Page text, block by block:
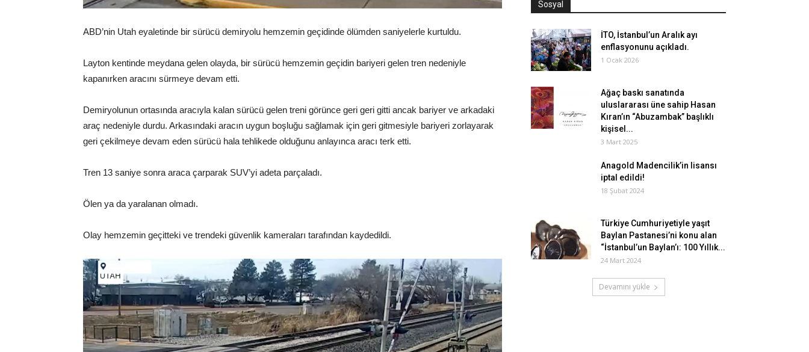
ABD’nin Utah eyaletinde bir sürücü demiryolu hemzemin geçidinde ölümden saniyelerle kurtuldu.
Layton kentinde meydana gelen olayda, bir sürücü hemzemin geçidin bariyeri gelen tren nedeniyle
kapanırken aracını sürmeye devam etti.
Demiryolunun ortasında aracıyla kalan sürücü gelen treni görünce geri geri gitti ancak bariyer ve arkadaki
araç nedeniyle durdu. Arkasındaki aracın uygun boşluğu sağlamak için geri gitmesiyle bariyeri zorlayarak
geri çekilmeye devam eden sürücü hala tehlikede olduğunu anlayınca aracı terk etti.
Tren 13 saniye sonra araca çarparak SUV’yi adeta parçaladı.
Ölen ya da yaralanan olmadı.
Olay hemzemin geçitteki ve trendeki güvenlik kameraları tarafından kaydedildi.
Sosyal
İTO, İstanbul’un Aralık ayı
enflasyonunu açıkladı.
1 Ocak 2026
Ağaç baskı sanatında
uluslararası üne sahip Hasan
Kıran’ın “Abuzambak” başlıklı
kişisel...
3 Mart 2025
Anagold Madencilik’in lisansı
iptal edildi!
18 Şubat 2024
Türkiye Cumhuriyetiyle yaşıt
Baylan Pastanesi’ni konu alan
“İstanbul’un Baylan’ı: 100 Yıllık...
24 Mart 2024
Devamını yükle